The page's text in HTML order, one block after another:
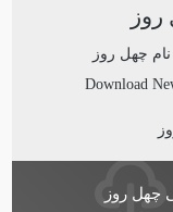
چهل روز
Download
چهل روز